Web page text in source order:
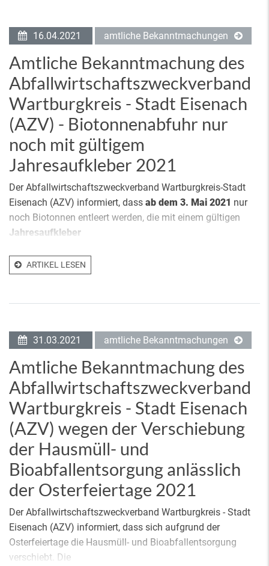
16.04.2021 amtliche Bekanntmachungen
Amtliche Bekanntmachung des
Abfallwirtschaftszweckverband
Wartburgkreis - Stadt Eisenach
(AZV) - Biotonnenabfuhr nur
noch mit gültigem
Jahresaufkleber 2021
Der Abfallwirtschaftszweckverband Wartburgkreis-Stadt
Eisenach (AZV) informiert, dass ab dem 3. Mai 2021 nur
noch Biotonnen entleert werden, die mit einem gültigen
Jahresaufkleber
ARTIKEL LESEN
31.03.2021 amtliche Bekanntmachungen
Amtliche Bekanntmachung des
Abfallwirtschaftszweckverband
Wartburgkreis - Stadt Eisenach
(AZV) wegen der Verschiebung
der Hausmüll- und
Bioabfallentsorgung anlässlich
der Osterfeiertage 2021
Der Abfallwirtschaftszweckverband Wartburgkreis - Stadt
Eisenach (AZV) informiert, dass sich aufgrund der
Osterfeiertage die Hausmüll- und Bioabfallentsorgung
verschiebt. Die